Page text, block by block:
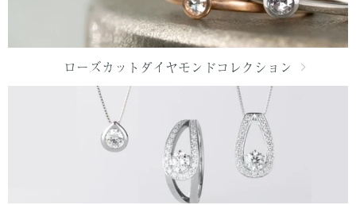
ローズカットダイヤモンドコレクション